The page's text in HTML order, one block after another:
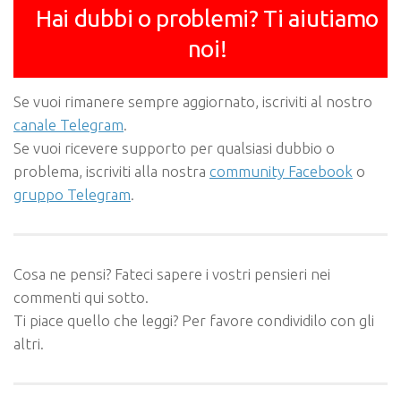
Hai dubbi o problemi? Ti aiutiamo
noi!
Se vuoi rimanere sempre aggiornato, iscriviti al nostro
canale Telegram
Se vuoi ricevere supporto per qualsiasi dubbio o
problema, iscriviti alla nostra community Facebook o
gruppo Telegram
Cosa ne pensi? Fateci sapere i vostri pensieri nei
commenti qui sotto.
Ti piace quello che leggi? Per favore condividilo con gli
altri.